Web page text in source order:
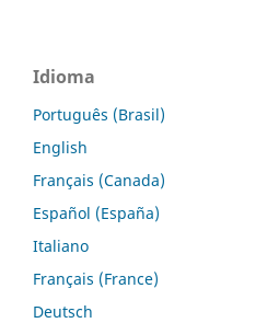
Idioma
Português (Brasil)
English
Français (Canada)
Español (España)
Italiano
Français (France)
Deutsch